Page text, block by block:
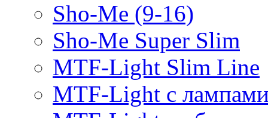
Sho-Me (9-16)
Sho-Me Super Slim
MTF-Light Slim Line
MTF-Light с